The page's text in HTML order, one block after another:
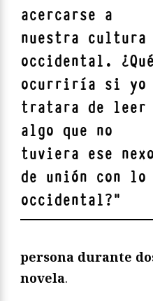
acercarse a
nuestra cultura
occidental. ¿Qué
ocurriría si yo
tratara de leer
algo que no
tuviera ese nexo
de unión con lo
occidental?"
persona durante
novela.